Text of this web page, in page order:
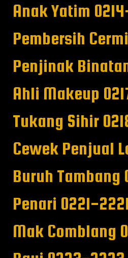
Anak Yatim
Pembersih
Penjinak
Ahli Makeup
Tukang Sihir
Cewek Penjual
Buruh
Penari 0221-2221
Mak Comblang